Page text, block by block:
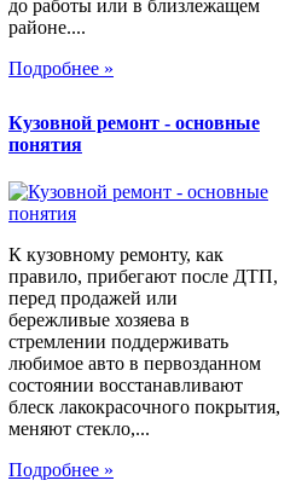
до работы или в близлежащем
районе....
Подробнее »
Кузовной ремонт - основные
понятия
К кузовному ремонту, как
правило, прибегают после ДТП,
перед продажей или
бережливые хозяева в
стремлении поддерживать
любимое авто в первозданном
состоянии восстанавливают
блеск лакокрасочного покрытия,
меняют стекло,...
Подробнее »